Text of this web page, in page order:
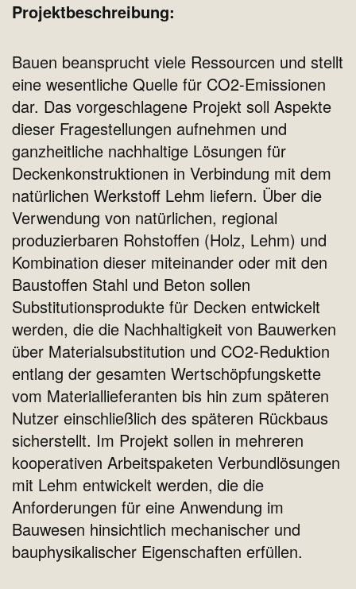
Projektbeschreibung:
Bauen beansprucht viele Ressourcen und stellt
eine wesentliche Quelle für CO2-Emissionen
dar. Das vorgeschlagene Projekt soll Aspekte
dieser Fragestellungen aufnehmen und
ganzheitliche nachhaltige Lösungen für
Deckenkonstruktionen in Verbindung mit dem
natürlichen Werkstoff Lehm liefern. Über die
Verwendung von natürlichen, regional
produzierbaren Rohstoffen (Holz, Lehm) und
Kombination dieser miteinander oder mit den
Baustoffen Stahl und Beton sollen
Substitutionsprodukte für Decken entwickelt
werden, die die Nachhaltigkeit von Bauwerken
über Materialsubstitution und CO2-Reduktion
entlang der gesamten Wertschöpfungskette
vom Materiallieferanten bis hin zum späteren
Nutzer einschließlich des späteren Rückbaus
sicherstellt. Im Projekt sollen in mehreren
kooperativen Arbeitspaketen Verbundlösungen
mit Lehm entwickelt werden, die die
Anforderungen für eine Anwendung im
Bauwesen hinsichtlich mechanischer und
bauphysikalischer Eigenschaften erfüllen.